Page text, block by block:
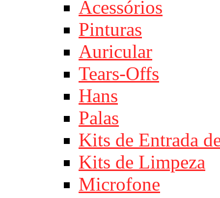
Acessórios
Pinturas
Auricular
Tears-Offs
Hans
Palas
Kits de Entrada
Kits de Limpeza
Microfone